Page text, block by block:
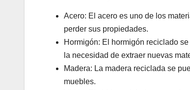
Acero: El acero es uno de los
perder sus propiedades.
Hormigón: El hormigón reciclado
la necesidad de extraer nuevas
Madera: La madera reciclada se
muebles.